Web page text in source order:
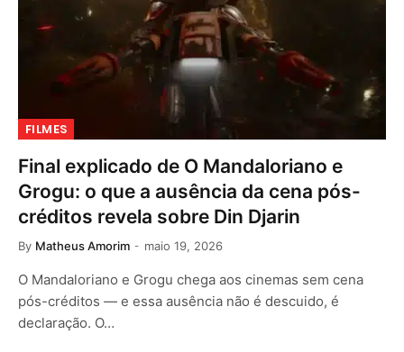
FILMES
Final explicado de O Mandaloriano e
Grogu: o que a ausência da cena pós-
créditos revela sobre Din Djarin
By Matheus Amorim maio 19, 2026
O Mandaloriano e Grogu chega aos cinemas sem cena
pós-créditos — e essa ausência não é descuido, é
declaração. O…